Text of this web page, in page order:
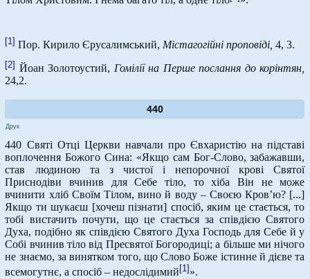
[1] Пор. Кирило Єрусалимський, Містагогійні проповіді,4, 3.
[2] Йоан Золотоустий, Гомілії на Перше послання до корінтян,
24,2.
440
Друк
440 Святі Отці Церкви навчали про Євхаристію на підставі
воплочення Божого Сина: «Якщо сам Бог-Слово, забажавши,
став людиною та з чистої і непорочної крові Святої
Приснодіви вчинив для Себе тіло, то хіба Він не може
вчинити хліб Своїм Тілом, вино й воду – Своєю Кров’ю? [...]
Якщо ти шукаєш [хочеш пізнати] спосіб, яким це стається, то
тобі вистачить почути, що це стається за співдією Святого
Духа, подібно як співдією Святого Духа Господь для Себе й у
Собі вчинив тіло від Пресвятої Богородиці; а більше ми нічого
не знаємо, за винятком того, що Слово Боже істинне й дієве та
всемогутнє, а спосіб – недослідимий [1] ».